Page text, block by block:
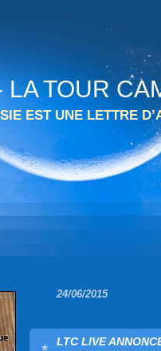
LA TOUR
EST UNE LETTRE
24/06/2015
LTC LIVE